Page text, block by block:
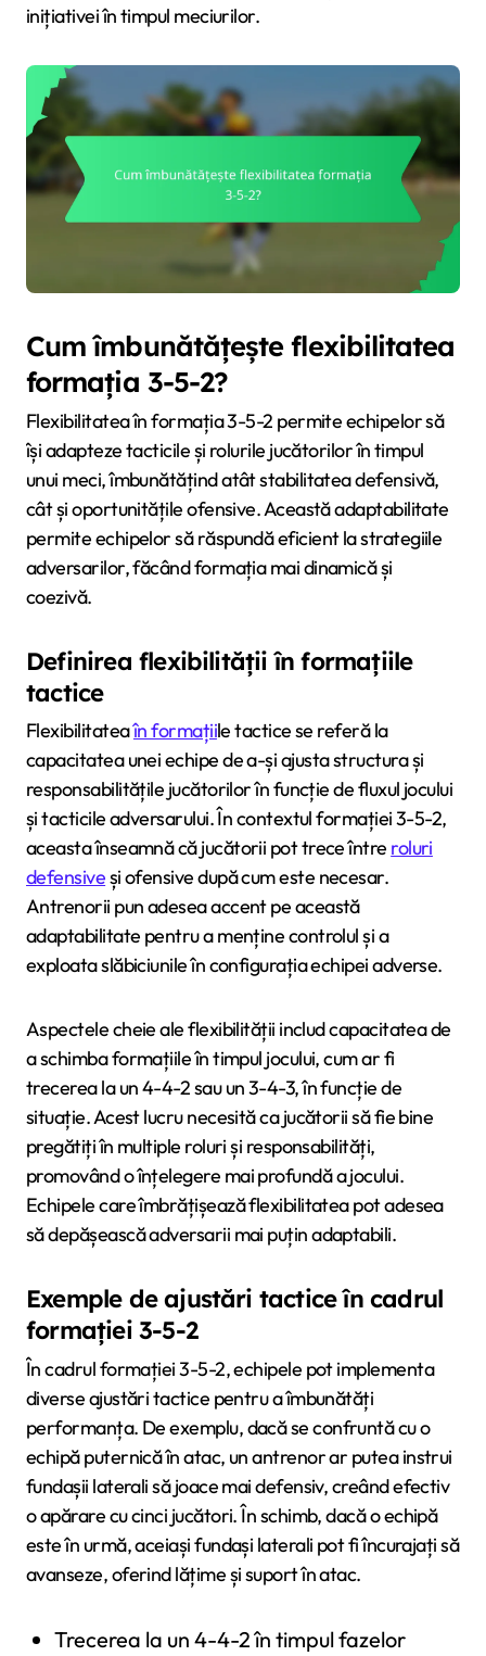
inițiativei în timpul meciurilor.
Cum îmbunătățește flexibilitatea
formația 3-5-2?
Flexibilitatea în formația 3-5-2 permite echipelor să
își adapteze tacticile și rolurile jucătorilor în timpul
unui meci, îmbunătățind atât stabilitatea defensivă,
cât și oportunitățile ofensive. Această adaptabilitate
permite echipelor să răspundă eficient la strategiile
adversarilor, făcând formația mai dinamică și
coezivă.
Definirea flexibilității în formațiile
tactice
Flexibilitateaîn formațiile tactice se referă la
capacitatea unei echipe de a-și ajusta structura și
responsabilitățile jucătorilor în funcție de fluxul jocului
și tacticile adversarului. În contextul formației 3-5-2,
aceasta înseamnă că jucătorii pot trece între roluri
defensiveși ofensive după cum este necesar.
Antrenorii pun adesea accent pe această
adaptabilitate pentru a menține controlul și a
exploata slăbiciunile în configurația echipei adverse.
Aspectele cheie ale flexibilității includ capacitatea de
a schimba formațiile în timpul jocului, cum ar fi
trecerea la un 4-4-2 sau un 3-4-3, în funcție de
situație. Acest lucru necesită ca jucătorii să fie bine
pregătiți în multiple roluri și responsabilități,
promovând o înțelegere mai profundă a jocului.
Echipele care îmbrățișează flexibilitatea pot adesea
să depășească adversarii mai puțin adaptabili.
Exemple de ajustări tactice în cadrul
formației 3-5-2
În cadrul formației 3-5-2, echipele pot implementa
diverse ajustări tactice pentru a îmbunătăți
performanța. De exemplu, dacă se confruntă cu o
echipă puternică în atac, un antrenor ar putea instrui
fundașii laterali să joace mai defensiv, creând efectiv
o apărare cu cinci jucători. În schimb, dacă o echipă
este în urmă, aceiași fundași laterali pot fi încurajați să
avanseze, oferind lățime și suport în atac.
Trecerea la un 4-4-2 în timpul fazelor